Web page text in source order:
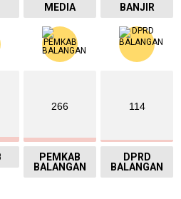
MEDIA BANJIR
266
PEMKAB
BALANGAN
114
DPRD
BALANGAN